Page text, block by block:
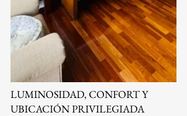
LUMINOSIDAD, CONFORT Y
UBICACIÓN PRIVILEGIADA